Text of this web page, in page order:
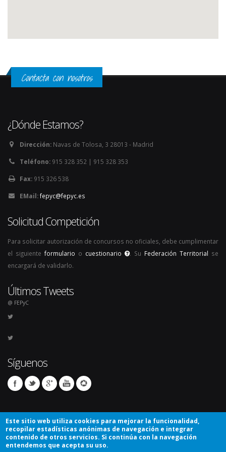
Contacta con nosotros
¿Dónde Estamos?
Dirección: Navas de Tolosa, 3 28013 - Madrid
Teléfono: 915 328 352 | 915 328 353
Fax: 915 326 538
EMail:fepyc@fepyc.es
Solicitud Competición
Para solicitar autorización de concursos no oficiales, debe cumplimentar
el siguiente formulario o cuestionario . Su Federación Territorial se
encargará de validarlo.
Últimos Tweets
@ FEPyC
Síguenos
© Copyright 2026. Todos los derechos reservados.
Este sitio web utiliza cookies para mejorar la funcionalidad,
recopilar estadísticas anónimas de navegación e integrar
contenido de otros servicios. Si continúa con la navegación
entendemos que acepta su uso.